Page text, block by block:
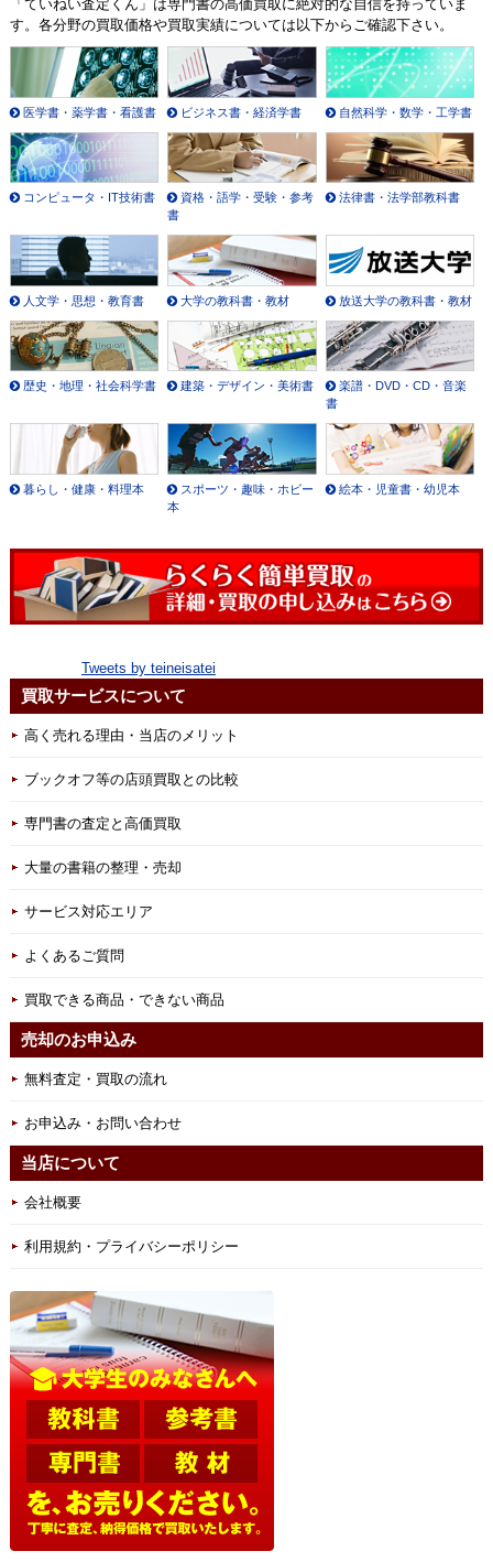
「ていねい査定くん」は専門書の高価買取に絶対的な自信を持っていま
す。各分野の買取価格や買取実績については以下からご確認下さい。
医学書・薬学書・看護書 ビジネス書・経済学書 自然科学・数学・工学書
コンピュータ・IT技術書
資格・語学・受験・参考
書
法律書・法学部教科書
人文学・思想・教育書 大学の教科書・教材 放送大学の教科書・教材
歴史・地理・社会科学書 建築・デザイン・美術書
楽譜・DVD・CD・音楽
書
暮らし・健康・料理本
スポーツ・趣味・ホビー
本
絵本・児童書・幼児本
Tweets by teineisatei
買取サービスについて
高く売れる理由・当店のメリット
ブックオフ等の店頭買取との比較
専門書の査定と高価買取
大量の書籍の整理・売却
サービス対応エリア
よくあるご質問
買取できる商品・できない商品
売却のお申込み
無料査定・買取の流れ
お申込み・お問い合わせ
当店について
会社概要
利用規約・プライバシーポリシー